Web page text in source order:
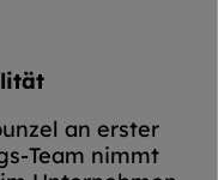
an erster
Team nimmt